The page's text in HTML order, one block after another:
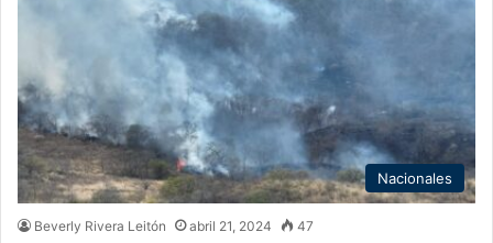
Nacionales
Beverly Rivera Leitón abril 21, 2024 47